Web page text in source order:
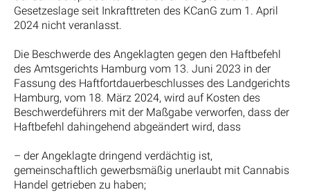
Gesetzeslage seit Inkrafttreten des KCanG zum 1. April
2024 nicht veranlasst.
Die Beschwerde des Angeklagten gegen den Haftbefehl
des Amtsgerichts Hamburg vom 13. Juni 2023 in der
Fassung des Haftfortdauerbeschlusses des Landgerichts
Hamburg, vom 18. März 2024, wird auf Kosten des
Beschwerdeführers mit der Maßgabe verworfen, dass der
Haftbefehl dahingehend abgeändert wird, dass
– der Angeklagte dringend verdächtig ist,
gemeinschaftlich gewerbsmäßig unerlaubt mit Cannabis
Handel getrieben zu haben;